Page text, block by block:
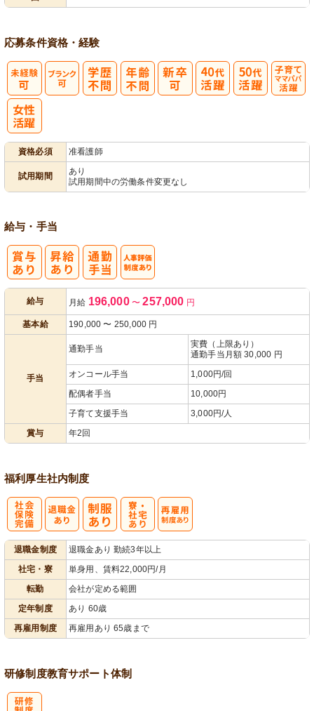
応募条件資格・経験
資格必須 准看護師
試用期間
あり
試用期間中の労働条件変更なし
給与・手当
給与 月給 196,000 〜 257,000 円
基本給 190,000 〜 250,000 円
手当
通勤手当
実費（上限あり）
通勤手当月額 30,000 円
オンコール手当
1,000円/回
配偶者手当
10,000円
子育て支援手当
3,000円/人
賞与
年2回
福利厚生社内制度
退職金制度
退職金あり 勤続3年以上
社宅・寮
単身用、賃料22,000円/月
転勤
会社が定める範囲
定年制度
あり 60歳
再雇用制度
再雇用あり 65歳まで
研修制度教育サポート体制